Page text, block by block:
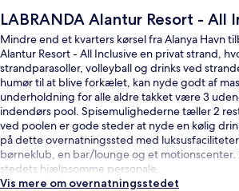
LABRANDA Alantur Resort - All
Mindre end et kvarters kørsel fra Alanya Havn
Alantur Resort - All Inclusive en privat strand,
strandparasoller, volleyball og drinks ved
humør til at blive forkælet, kan nyde godt af
underholdning for alle aldre takket være 3
indendørs pool. Spisemulighederne tæller 2
ved poolen er gode steder at nyde en kølig
på dette overnatningssted med
børneklub, en bar/lounge og et motionscenter.
stedets hjælpsomme personale.
Vis mere om overnatningsstedet